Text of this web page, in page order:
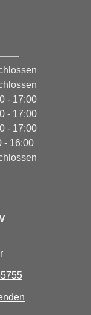
- 17:00
- 17:00
- 17:00
- 16:00